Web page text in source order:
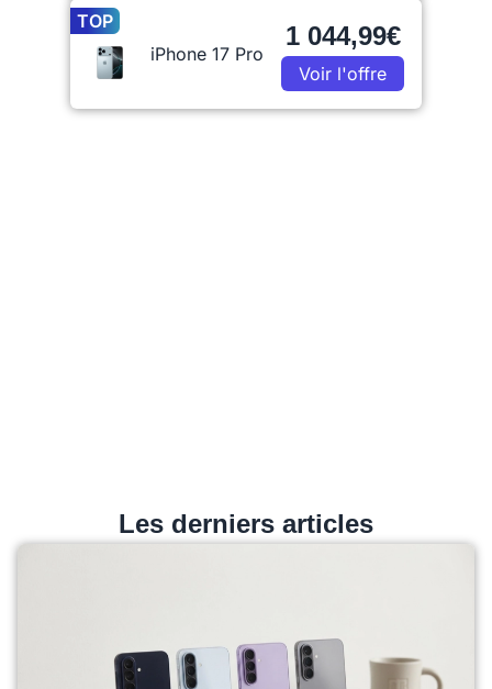
TOP
iPhone 17 Pro
1 044,99€
Voir l'offre
Les derniers articles